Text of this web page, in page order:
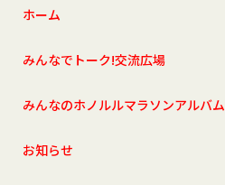
ホーム
みんなでトーク!交流広場
みんなのホノルルマラソンアルバム
お知らせ